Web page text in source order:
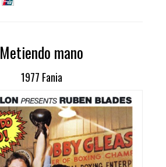
Metiendo mano
1977 Fania